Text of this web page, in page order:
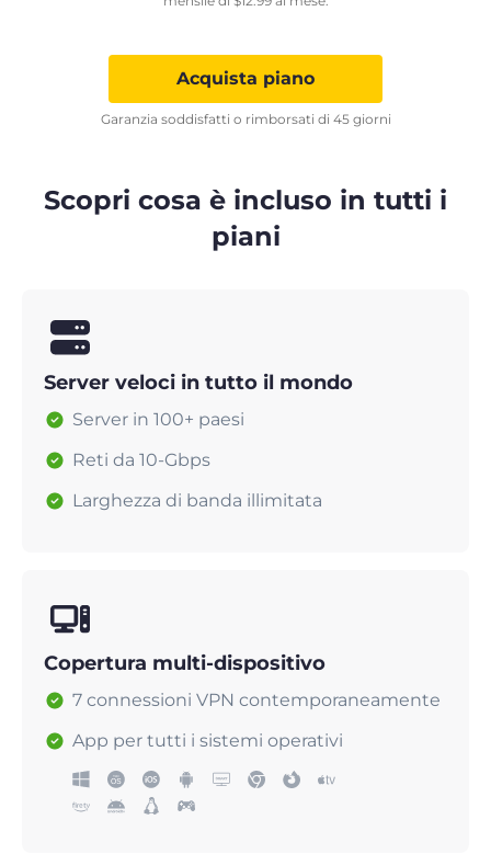
Acquista piano
Garanzia soddisfatti o rimborsati di 45 giorni
Scopri cosa è incluso in tutti i
piani
Server veloci in tutto il mondo
Server in 100+ paesi
Reti da 10-Gbps
Larghezza di banda illimitata
Copertura multi-dispositivo
7 connessioni VPN contemporaneamente
App per tutti i sistemi operativi